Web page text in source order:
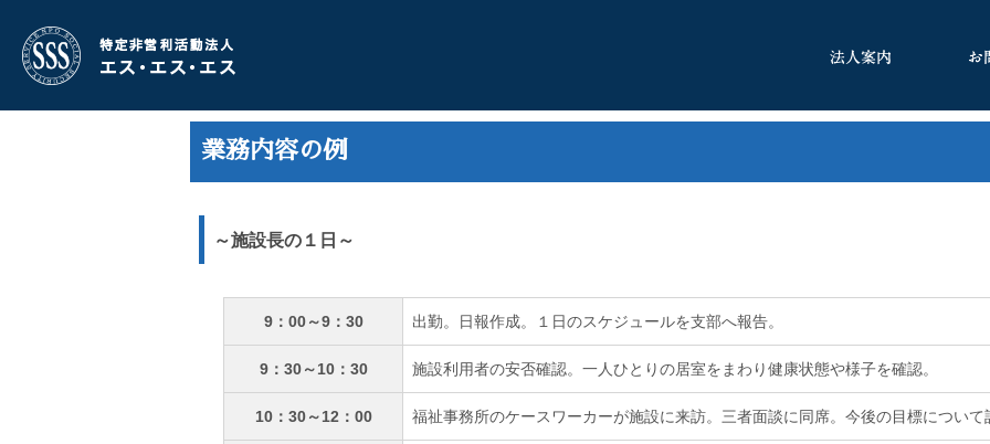
業務内容の例
～施設長の１日～
9：00～9：30 出勤。日報作成。１日のスケジュールを支部へ報告。
9：30～10：30 施設利用者の安否確認。一人ひとりの居室をまわり健康状態や様子を確認。
10：30～12：00 福祉事務所のケースワーカーが施設に来訪。 三者面談に同席。今後の目標について